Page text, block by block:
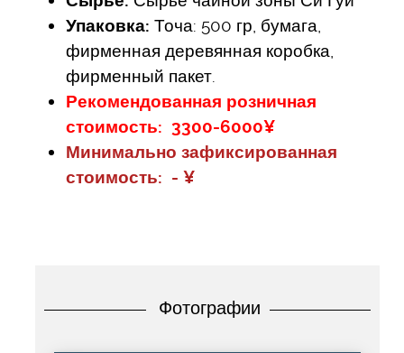
Упаковка: Точа: 500 гр, бумага,
фирменная деревянная коробка,
фирменный пакет.
Рекомендованная розничная
стоимость: 3300-6000¥
Минимально зафиксированная
стоимость: - ¥
Фотографии